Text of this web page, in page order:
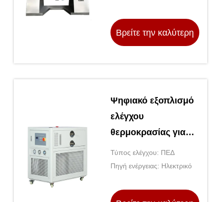
Βρείτε την καλύτερη
Ψηφιακό εξοπλισμό
ελέγχου
θερμοκρασίας για
την γραμμή
παραγωγής από
Τύπος ελέγχου: ΠΕΔ
Πηγή ενέργειας: Ηλεκτρικό